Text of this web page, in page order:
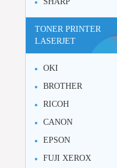
TONER PRINTER
LASERJET
OKI
BROTHER
RICOH
CANON
EPSON
FUJI XEROX